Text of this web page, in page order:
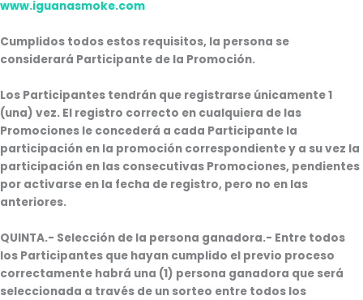
www.iguanasmoke.com
Cumplidos todos estos requisitos, la persona se
considerará Participante de la Promoción.
Los Participantes tendrán que registrarse únicamente 1
(una) vez. El registro correcto en cualquiera de las
Promociones le concederá a cada Participante la
participación en la promoción correspondiente y a su vez la
participación en las consecutivas Promociones, pendientes
por activarse en la fecha de registro, pero no en las
anteriores.
QUINTA.- Selección de la persona ganadora.- Entre todos
los Participantes que hayan cumplido el previo proceso
correctamente habrá una (1) persona ganadora que será
seleccionada a través de un sorteo entre todos los